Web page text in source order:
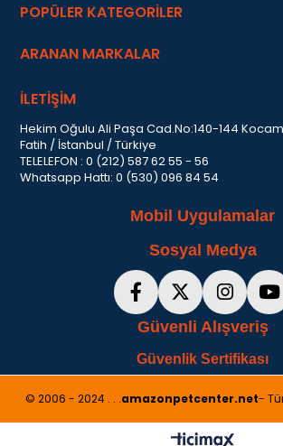
POPÜLER KATEGORİLER
ARANAN MARKALAR
İLETİŞİM
Hekim Oğulu Ali Paşa Cad.No:140-144
Fatih / İstanbul / Türkiye
TELELEFON : 0 (212) 587 62 55 - 56
Whatsapp Hattı: 0 (530) 096 84 54
Mobil Uygulamalar
Sosyal Medya
Güvenli Alışveriş
Güvenlik Sertifikası
© 2006 - 2024 . . .amazonpetcenter.net-